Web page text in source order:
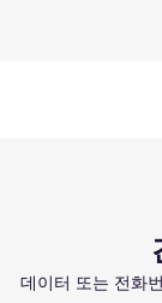
데이터 또는 전화